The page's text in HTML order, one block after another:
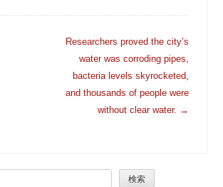
Researchers proved the city’s
water was corroding pipes,
bacteria levels skyrocketed,
and thousands of people were
without clear water. →